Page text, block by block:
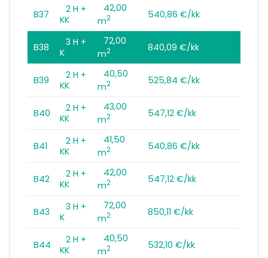
B37
2 H +
KK
42,00
m2 540,86 €/kk
B38
3 H +
K
72,00
m2 840,09 €/kk
B39
2 H +
KK
40,50
m2 525,84 €/kk
B40
2 H +
KK
43,00
m2 547,12 €/kk
B41
2 H +
KK
41,50
m2 540,86 €/kk
B42
2 H +
KK
42,00
m2 547,12 €/kk
B43
3 H +
K
72,00
m2 850,11 €/kk
B44
2 H +
KK
40,50
m2 532,10 €/kk